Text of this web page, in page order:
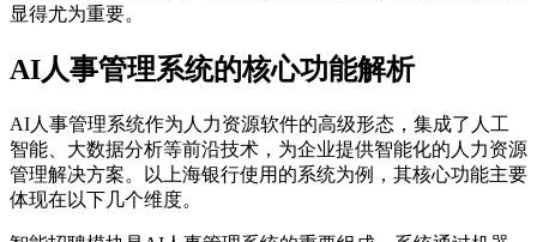
显得尤为重要。
AI人事管理系统的核心功能解析
AI人事管理系统作为人力资源软件的高级形态，集成了人工
智能、大数据分析等前沿技术，为企业提供智能化的人力资源
管理解决方案。以上海银行使用的系统为例，其核心功能主要
体现在以下几个维度。